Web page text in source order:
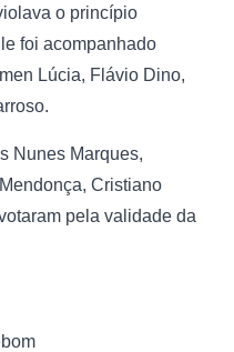
o princípio
foi acompanhado
Lúcia, Flávio Dino,
Nunes Marques,
Cristiano
pela validade da